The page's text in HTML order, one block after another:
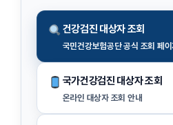
건강검진 대상자 조회
국민건강보험공단 공식 조회 페이
국가건강검진 대상자 조회
온라인 대상자 조회 안내